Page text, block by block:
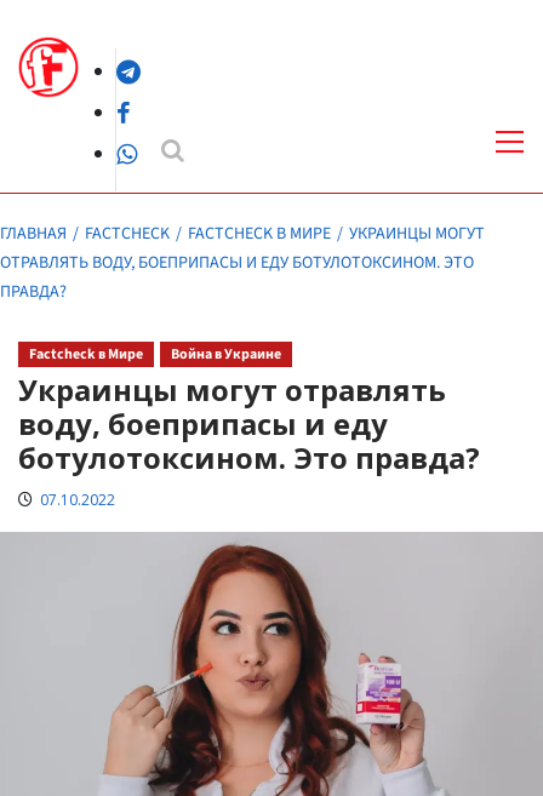
содержимомуTelegram
Facebook
WhatsApp
ГЛАВНАЯ FACTCHECK FACTCHECK В МИРЕ
УКРАИНЦЫ МОГУТ
ОТРАВЛЯТЬ ВОДУ, БОЕПРИПАСЫ И ЕДУ БОТУЛОТОКСИНОМ. ЭТО
ПРАВДА?
Factcheck в Мире Война в Украине
Украинцы могут отравлять
воду, боеприпасы и еду
ботулотоксином. Это правда?
07.10.2022